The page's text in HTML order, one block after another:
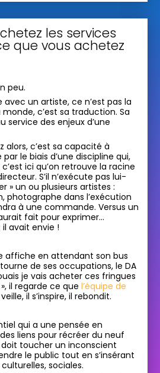
les services
que vous achetez
peu.
un artiste, ce n’est pas la
c’est sa traduction. Sa
service des enjeux d’une
alors, c’est sa capacité à
le biais d’une discipline qui,
ici qu’on retrouve la racine
S’il n’exécute pas lui-
» un ou plusieurs artistes :
photographe dans l’exécution
à une commande. Versus un
fait pour exprimer…
avait envie !
affiche en attendant son bus
de ses occupations, le DA
je vais acheter ces fringues
il regarde ce que l’équipe de
il s’inspire, il rebondit.
qui a une pensée en
liens pour récréer du neuf
doit toucher un inconscient
le public tout en s’insérant
sociales.